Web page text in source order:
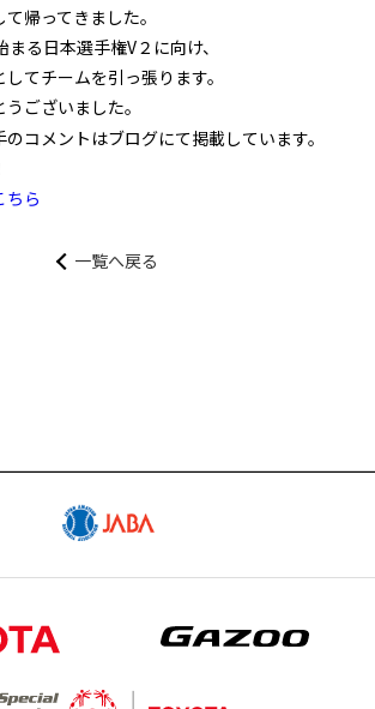
やスタメン・試合結果
帰ってきました。
る日本選手権V２に向け、
てチームを引っ張ります。
ございました。
コメントはブログにて掲載しています。
ちら
一覧へ戻る